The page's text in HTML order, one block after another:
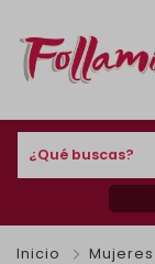
¿Qué buscas?
Inicio Mujeres